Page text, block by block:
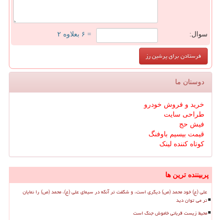
سوال: = ۶ بعلاوه ۲
دوستان ما
خرید و فروش خودرو
طراحی سایت
فیش حج
قیمت بیسیم باوفنگ
کوتاه کننده لینک
پربیننده ترین ها
علی (ع) خود محمد (ص) دیگری است، و شگفت تر آنکه در سیمای علی (ع)، محمد (ص) را نمایان
تر می توان دید
محیط زیست قربانی خاموش جنگ است